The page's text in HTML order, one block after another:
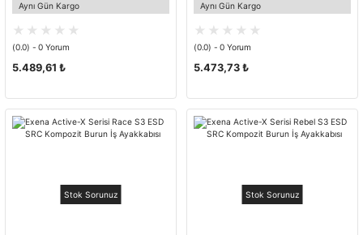
Aynı Gün Kargo
(0.0) - 0 Yorum
5.489,61 ₺
Aynı Gün Kargo
(0.0) - 0 Yorum
5.473,73 ₺
Stok Sorunuz Stok Sorunuz